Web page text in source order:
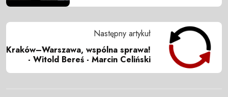
Następny artykuł
Kraków–Warszawa, wspólna sprawa!
- Witold Bereś - Marcin Celiński